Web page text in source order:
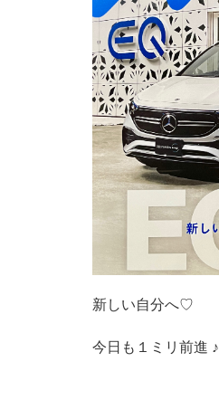
新しい自分へ♡
今日も１ミリ前進 ♪